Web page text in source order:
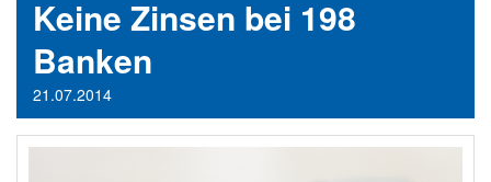
Keine Zinsen bei 198
Banken
21.07.2014